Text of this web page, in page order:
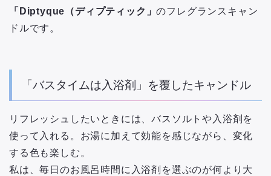
「Diptyque（ディプティック」のフレグランスキャン
ドルです。
「バスタイムは入浴剤」を覆したキャンドル
リフレッシュしたいときには、バスソルトや入浴剤を
使って入れる。お湯に加えて効能を感じながら、変化
する色も楽しむ。
私は、毎日のお風呂時間に入浴剤を選ぶのが何より大